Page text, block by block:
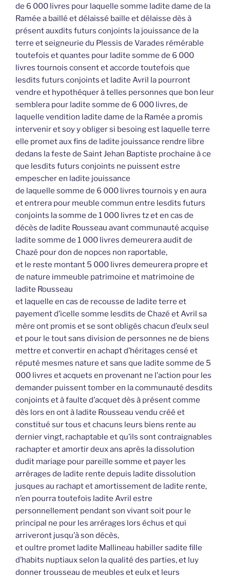
de 6 000 livres pour laquelle somme ladite dame de la
Ramée a baillé et délaissé baille et délaisse dès à
présent auxdits futurs conjoints la jouissance de la
terre et seigneurie du Plessis de Varades rémérable
toutefois et quantes pour ladite somme de 6 000
livres tournois consent et accorde toutefois que
lesdits futurs conjoints et ladite Avril la pourront
vendre et hypothéquer à telles personnes que bon leur
semblera pour ladite somme de 6 000 livres, de
laquelle vendition ladite dame de la Ramée a promis
intervenir et soy y obliger si besoing est laquelle terre
elle promet aux fins de ladite jouissance rendre libre
dedans la feste de Saint Jehan Baptiste prochaine à ce
que lesdits futurs conjoints ne puissent estre
empescher en ladite jouissance
de laquelle somme de 6 000 livres tournois y en aura
et entrera pour meuble commun entre lesdits futurs
conjoints la somme de 1 000 livres tz et en cas de
décès de ladite Rousseau avant communauté acquise
ladite somme de 1 000 livres demeurera audit de
Chazé pour don de nopces non raportable,
et le reste montant 5 000 livres demeurera propre et
de nature immeuble patrimoine et matrimoine de
ladite Rousseau
et laquelle en cas de recousse de ladite terre et
payement d’icelle somme lesdits de Chazé et Avril sa
mère ont promis et se sont obligés chacun d’eulx seul
et pour le tout sans division de personnes ne de biens
mettre et convertir en achapt d’héritages censé et
réputé mesmes nature et sans que ladite somme de 5
000 livres et acquets en provenant ne l’action pour les
demander puissent tomber en la communauté desdits
conjoints et à faulte d’acquet dès à présent comme
dès lors en ont à ladite Rousseau vendu créé et
constitué sur tous et chacuns leurs biens rente au
dernier vingt, rachaptable et qu’ils sont contraignables
rachapter et amortir deux ans après la dissolution
dudit mariage pour pareille somme et payer les
arrérages de ladite rente depuis ladite dissolution
jusques au rachapt et amortissement de ladite rente,
n’en pourra toutefois ladite Avril estre
personnellement pendant son vivant soit pour le
principal ne pour les arrérages lors échus et qui
arriveront jusqu’à son décès,
et oultre promet ladite Mallineau habiller sadite fille
d’habits nuptiaux selon la qualité des parties, et luy
donner trousseau de meubles et eulx et leurs